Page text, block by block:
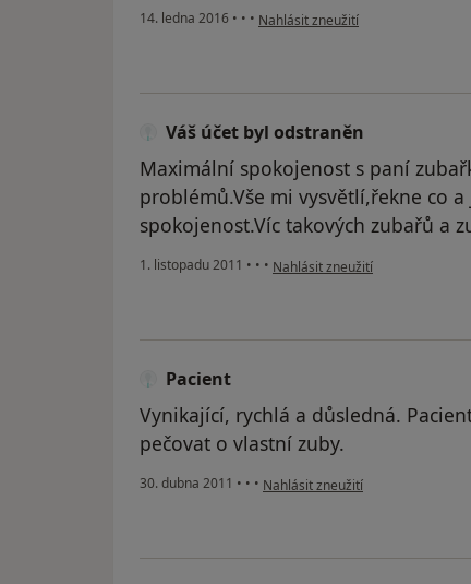
14. ledna 2016 • • • podle názoru uživatele Váš účet byl
Nahlásit zneužití
Váš účet byl odstraněn
Maximální spokojenost s paní
problémů.Vše mi vysvětlí,řekne co
spokojenost.Víc takových zubařů a
1. listopadu 2011 • • • podle názoru uživatele Váš účet
Nahlásit zneužití
Pacient
Vynikající, rychlá a důsledná.
pečovat o vlastní zuby.
30. dubna 2011 • • • podle názoru uživatele Pacient
Nahlásit zneužití